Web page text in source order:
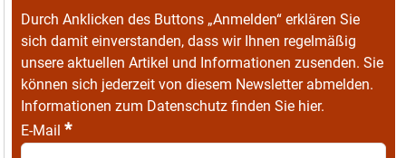
Durch Anklicken des Buttons „Anmelden“ erklären Sie
sich damit einverstanden, dass wir Ihnen regelmäßig
unsere aktuellen Artikel und Informationen zusenden. Sie
können sich jederzeit von diesem Newsletter abmelden.
Informationen zum Datenschutz finden Sie hier.
E-Mail *